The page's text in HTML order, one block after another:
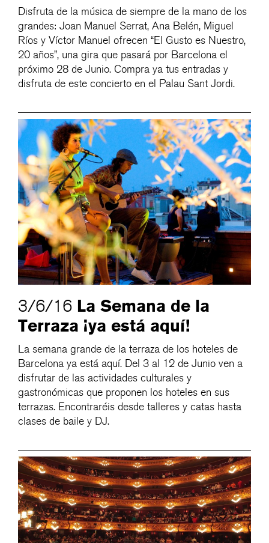
Disfruta de la música de siempre de la mano de los
grandes: Joan Manuel Serrat, Ana Belén, Miguel
Ríos y Víctor Manuel ofrecen “El Gusto es Nuestro,
20 años”, una gira que pasará por Barcelona el
próximo 28 de Junio. Compra ya tus entradas y
disfruta de este concierto en el Palau Sant Jordi.
3/6/16 La Semana de la
Terraza ¡ya está aquí!
La semana grande de la terraza de los hoteles de
Barcelona ya está aquí. Del 3 al 12 de Junio ven a
disfrutar de las actividades culturales y
gastronómicas que proponen los hoteles en sus
terrazas. Encontraréis desde talleres y catas hasta
clases de baile y DJ.